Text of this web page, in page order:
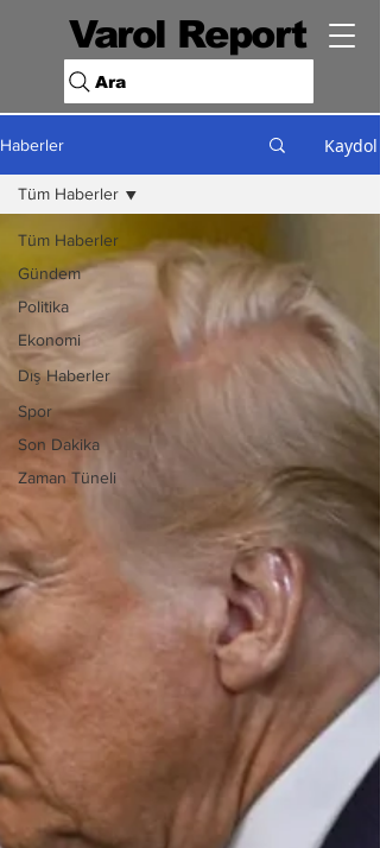
Varol Report
Ara
Haberler Kaydol
Tüm Haberler
Gündem
Politika
Ekonomi
Dış Haberler
Spor
Son Dakika
Zaman Tüneli
Tüm Haberler